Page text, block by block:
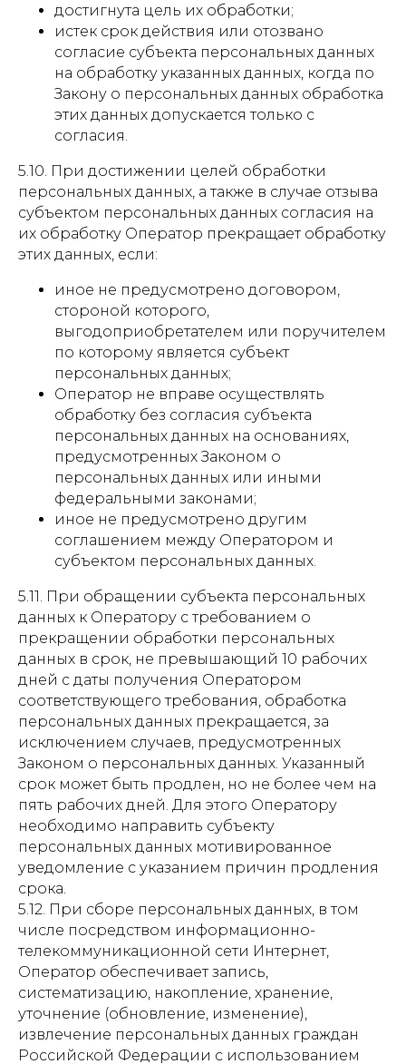
достигнута цель их обработки;
истек срок действия или отозвано
согласие субъекта персональных данных
на обработку указанных данных, когда по
Закону о персональных данных обработка
этих данных допускается только с
согласия.
5.10. При достижении целей обработки
персональных данных, а также в случае отзыва
субъектом персональных данных согласия на
их обработку Оператор прекращает обработку
этих данных, если:
иное не предусмотрено договором,
стороной которого,
выгодоприобретателем или поручителем
по которому является субъект
персональных данных;
Оператор не вправе осуществлять
обработку без согласия субъекта
персональных данных на основаниях,
предусмотренных Законом о
персональных данных или иными
федеральными законами;
иное не предусмотрено другим
соглашением между Оператором и
субъектом персональных данных.
5.11. При обращении субъекта персональных
данных к Оператору с требованием о
прекращении обработки персональных
данных в срок, не превышающий 10 рабочих
дней с даты получения Оператором
соответствующего требования, обработка
персональных данных прекращается, за
исключением случаев, предусмотренных
Законом о персональных данных. Указанный
срок может быть продлен, но не более чем на
пять рабочих дней. Для этого Оператору
необходимо направить субъекту
персональных данных мотивированное
уведомление с указанием причин продления
срока.
5.12. При сборе персональных данных, в том
числе посредством информационно-
телекоммуникационной сети Интернет,
Оператор обеспечивает запись,
систематизацию, накопление, хранение,
уточнение (обновление, изменение),
извлечение персональных данных граждан
Российской Федерации с использованием